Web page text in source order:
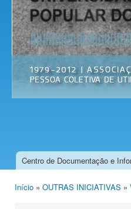
Menu principal
Centro de Documentação e
Início » OUTRAS INICIATIVAS »